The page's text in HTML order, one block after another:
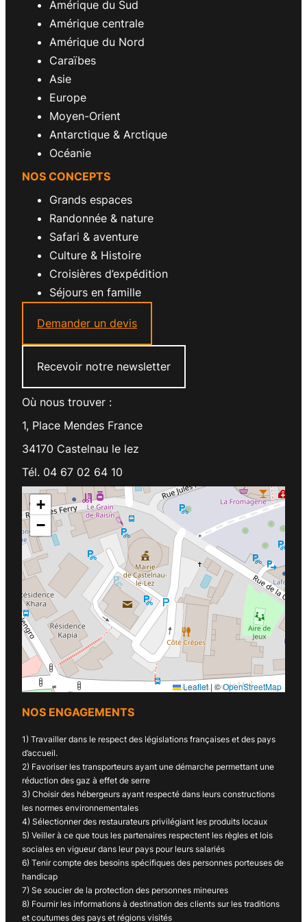
Amérique du Sud
Amérique centrale
Amérique du Nord
Caraïbes
Asie
Europe
Moyen-Orient
Antarctique & Arctique
Océanie
NOS CONCEPTS
Grands espaces
Randonnée & nature
Safari & aventure
Culture & Histoire
Croisières d’expédition
Séjours en famille
Demander un devis
Recevoir notre newsletter
Où nous trouver :
1, Place Mendes France
34170 Castelnau le lez
Tél. 04 67 02 64 10
+
−
Leaflet| ©OpenStreetMap
NOS ENGAGEMENTS
1) Travailler dans le respect des législations françaises et des pays
d’accueil.
2) Favoriser les transporteurs ayant une démarche permettant une
réduction des gaz à effet de serre
3) Choisir des hébergeurs ayant respecté dans leurs constructions
les normes environnementales
4) Sélectionner des restaurateurs privilégiant les produits locaux
5) Veiller à ce que tous les partenaires respectent les règles et lois
sociales en vigueur dans leur pays pour leurs salariés
6) Tenir compte des besoins spécifiques des personnes porteuses de
handicap
7) Se soucier de la protection des personnes mineures
8) Fournir les informations à destination des clients sur les traditions
et coutumes des pays et régions visités